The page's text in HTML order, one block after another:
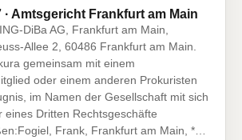
· Amtsgericht Frankfurt am Main
DiBa AG, Frankfurt am Main,
Allee 2, 60486 Frankfurt am Main.
gemeinsam mit einem
oder einem anderen Prokuristen
im Namen der Gesellschaft mit sich
eines Dritten Rechtsgeschäfte
Frank, Frankfurt am Main, *…